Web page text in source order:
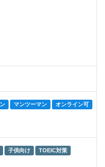
マンツーマン オンライン可
子供向け TOEIC対策